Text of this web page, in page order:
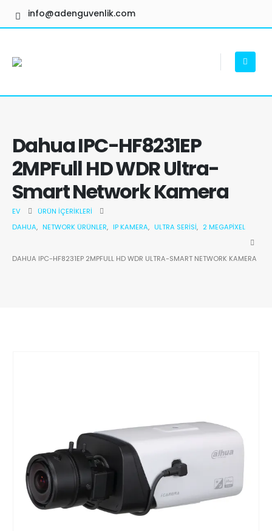
info@adenguvenlik.com
Dahua IPC-HF8231EP
2MPFull HD WDR Ultra-
Smart Network Kamera
EV
ÜRÜN İÇERIKLERI
DAHUA, NETWORK ÜRÜNLER, IP KAMERA, ULTRA SERISI, 2 MEGAPIXEL
DAHUA IPC-HF8231EP 2MPFULL HD WDR ULTRA-SMART NETWORK KAMERA